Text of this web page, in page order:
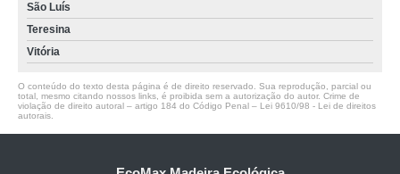
São Luís
Teresina
Vitória
O conteúdo do texto desta página é de direito reservado. Sua reprodução, parcial ou
total, mesmo citando nossos links, é proibida sem a autorização do autor. Crime de
violação de direito autoral – artigo 184 do Código Penal – Lei 9610/98 - Lei de direitos
autorais